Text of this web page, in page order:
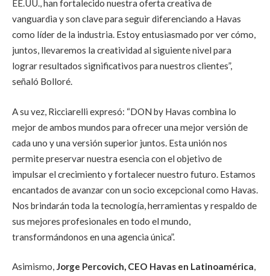
EE.UU., han fortalecido nuestra oferta creativa de
vanguardia y son clave para seguir diferenciando a Havas
como líder de la industria. Estoy entusiasmado por ver cómo,
juntos, llevaremos la creatividad al siguiente nivel para
lograr resultados significativos para nuestros clientes”,
señaló Bolloré.
A su vez, Ricciarelli expresó: “DON by Havas combina lo
mejor de ambos mundos para ofrecer una mejor versión de
cada uno y una versión superior juntos. Esta unión nos
permite preservar nuestra esencia con el objetivo de
impulsar el crecimiento y fortalecer nuestro futuro. Estamos
encantados de avanzar con un socio excepcional como Havas.
Nos brindarán toda la tecnología, herramientas y respaldo de
sus mejores profesionales en todo el mundo,
transformándonos en una agencia única”.
Asimismo, Jorge Percovich, CEO Havas en Latinoamérica,